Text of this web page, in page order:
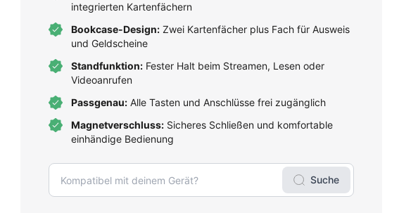
integrierten Kartenfächern
Bookcase-Design: Zwei Kartenfächer plus Fach für Ausweis
und Geldscheine
Standfunktion: Fester Halt beim Streamen, Lesen oder
Videoanrufen
Passgenau: Alle Tasten und Anschlüsse frei zugänglich
Magnetverschluss: Sicheres Schließen und komfortable
einhändige Bedienung
Suche